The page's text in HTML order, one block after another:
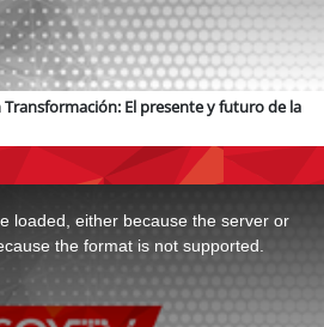
El presente y futuro de la
loaded, either because the server or
the format is not supported.